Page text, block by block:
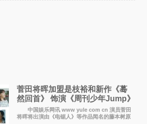
菅田将晖加盟是枝裕和新作《蓦
然回首》 饰演《周刊少年Jump》
编辑
中国娱乐网讯 www yule com cn 演员菅田
将晖将出演由《电锯人》等作品闻名的藤本树原